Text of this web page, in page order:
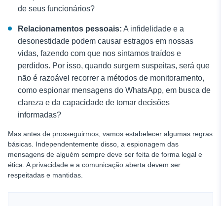
de seus funcionários?
Relacionamentos pessoais: A infidelidade e a
desonestidade podem causar estragos em nossas
vidas, fazendo com que nos sintamos traídos e
perdidos. Por isso, quando surgem suspeitas, será que
não é razoável recorrer a métodos de monitoramento,
como espionar mensagens do WhatsApp, em busca de
clareza e da capacidade de tomar decisões
informadas?
Mas antes de prosseguirmos, vamos estabelecer algumas regras
básicas. Independentemente disso, a espionagem das
mensagens de alguém sempre deve ser feita de forma legal e
ética. A privacidade e a comunicação aberta devem ser
respeitadas e mantidas.